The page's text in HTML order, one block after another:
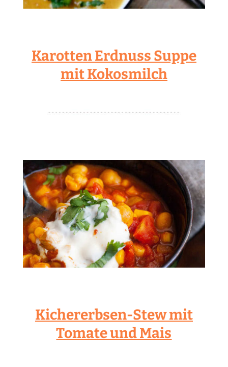
Karotten Erdnuss Suppe
mit Kokosmilch
Kichererbsen-Stew mit
Tomate und Mais